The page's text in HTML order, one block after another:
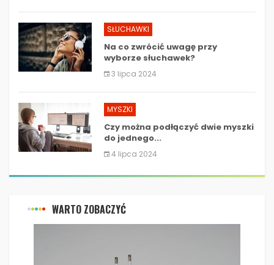
SŁUCHAWKI
Na co zwrócić uwagę przy
wyborze słuchawek?
3 lipca 2024
MYSZKI
Czy można podłączyć dwie myszki
do jednego...
4 lipca 2024
WARTO ZOBACZYĆ